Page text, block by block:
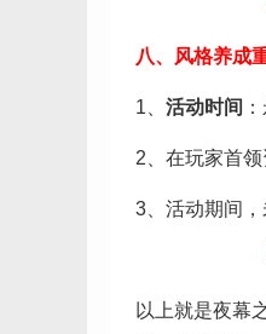
八、风格养成
1、 活动时间
2、在玩家首
3、活动期间
以上就是夜幕